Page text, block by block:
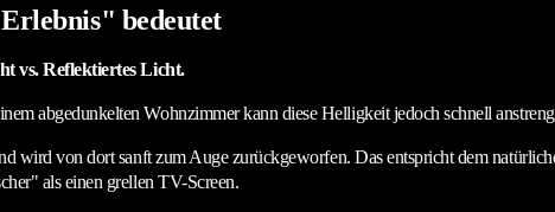
bedeutet
vs. Reflektiertes Licht.
abgedunkelten Wohnzimmer kann diese Helligkeit jedoch schnell
wird von dort sanft zum Auge zurückgeworfen. Das entspricht dem
als einen grellen TV-Screen.